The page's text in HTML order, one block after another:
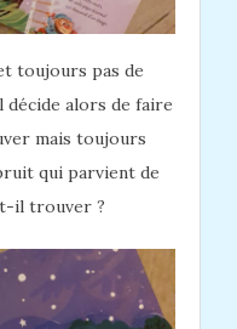
toujours pas de
décide alors de faire
mais toujours
qui parvient de
il trouver ?